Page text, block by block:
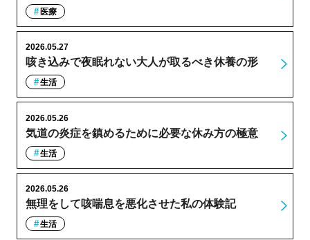
医療
咳き込みで夜眠れない大人が取るべき休養の形
2026.05.27
生活
気道の炎症を鎮めるために必要な休み方の極意
2026.05.26
生活
無理をして咳喘息を悪化させた私の体験記
2026.05.26
生活